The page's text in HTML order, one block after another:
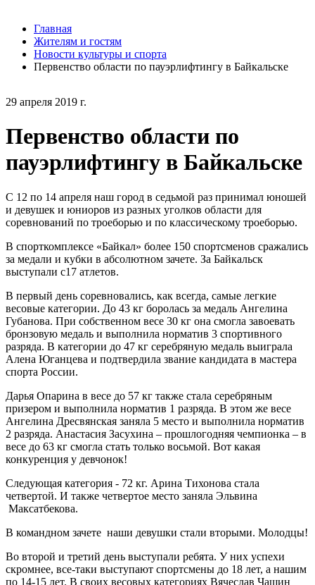
29 апреля 2019 г.
Первенство области по
пауэрлифтингу в Байкальске
С 12 по 14 апреля наш город в седьмой раз принимал юношей
и девушек и юниоров из разных уголков области для
соревнований по троеборью и по классическому троеборью.
В спорткомплексе «Байкал» более 150 спортсменов сражались
за медали и кубки в абсолютном зачете. За Байкальск
выступали с17 атлетов.
В первый день соревновались, как всегда, самые легкие
весовые категории. До 43 кг боролась за медаль Ангелина
Губанова. При собственном весе 30 кг она смогла завоевать
бронзовую медаль и выполнила норматив 3 спортивного
разряда. В категории до 47 кг серебряную медаль выиграла
Алена Юганцева и подтвердила звание кандидата в мастера
спорта России.
Дарья Опарина в весе до 57 кг также стала серебряным
призером и выполнила норматив 1 разряда. В этом же весе
Ангелина Дресвянская заняла 5 место и выполнила норматив
2 разряда. Анастасия Засухина – прошлогодняя чемпионка – в
весе до 63 кг смогла стать только восьмой. Вот какая
конкуренция у девчонок!
Следующая категория - 72 кг. Арина Тихонова стала
четвертой. И также четвертое место заняла Эльвина
Максатбекова.
В командном зачете наши девушки стали вторыми. Молодцы!
Во второй и третий день выступали ребята. У них успехи
скромнее, все-таки выступают спортсмены до 18 лет, а нашим
по 14-15 лет. В своих весовых категориях Вячеслав Чащин
Главная
Жителям и гостям
Новости культуры и спорта
Первенство области по пауэрлифтингу в Байкальске